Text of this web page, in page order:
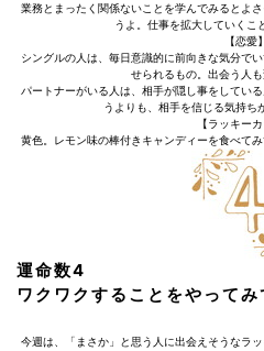
業務とまったく関係ないことを学んでみるとよ
うよ。仕事を拡大していくこ
【恋愛】
シングルの人は、毎日意識的に前向きな気分で
せられるもの。出会う人も
パートナーがいる人は、相手が隠し事をしてい
うよりも、相手を信じる気持ち
【ラッキーカ
黄色。レモン味の棒付きキャンディーを食べてみ
運命数4
ワクワクすることをやってみ
今週は、「まさか」と思う人に出会えそうなラ